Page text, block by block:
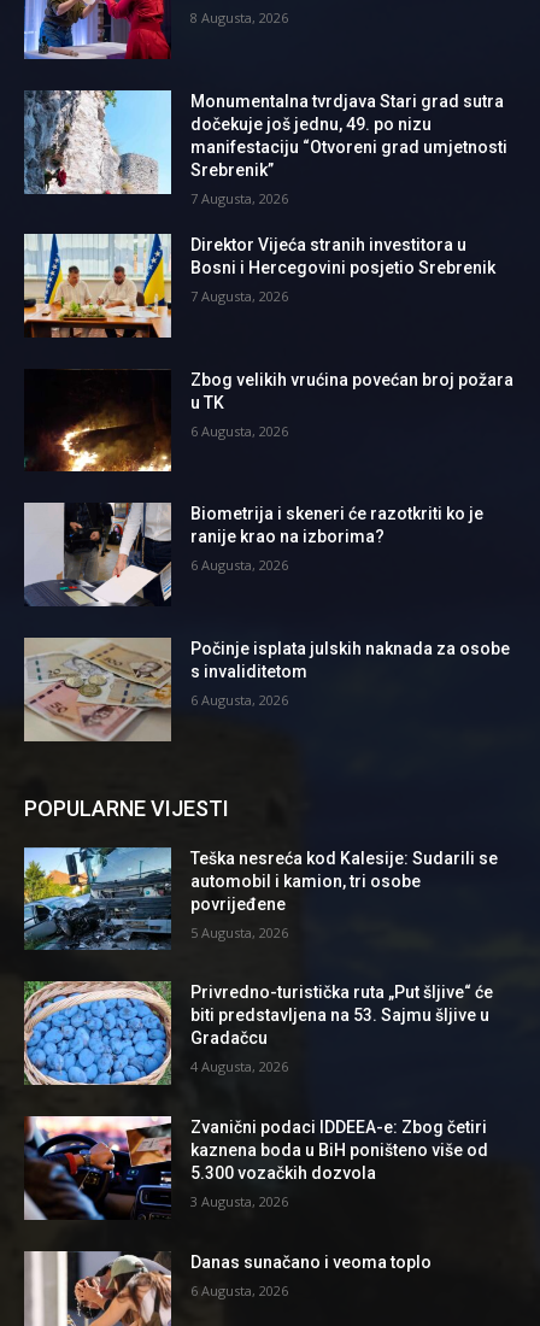
8 Augusta, 2026
Monumentalna tvrdjava Stari grad sutra
dočekuje još jednu, 49. po nizu
manifestaciju “Otvoreni grad umjetnosti
Srebrenik”
7 Augusta, 2026
Direktor Vijeća stranih investitora u
Bosni i Hercegovini posjetio Srebrenik
7 Augusta, 2026
Zbog velikih vrućina povećan broj požara
u TK
6 Augusta, 2026
Biometrija i skeneri će razotkriti ko je
ranije krao na izborima?
6 Augusta, 2026
Počinje isplata julskih naknada za osobe
s invaliditetom
6 Augusta, 2026
POPULARNE VIJESTI
Teška nesreća kod Kalesije: Sudarili se
automobil i kamion, tri osobe
povrijeđene
5 Augusta, 2026
Privredno-turistička ruta „Put šljive“ će
biti predstavljena na 53. Sajmu šljive u
Gradačcu
4 Augusta, 2026
Zvanični podaci IDDEEA-e: Zbog četiri
kaznena boda u BiH poništeno više od
5.300 vozačkih dozvola
3 Augusta, 2026
Danas sunačano i veoma toplo
6 Augusta, 2026